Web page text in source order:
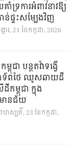
រការអំពាវនាវឱ្យ
ផ្ទះសម្បែងវិញ
ង្គារ, 21 ខែ​កក្កដា, 2026
ជា បន្តតវ៉ាទង្វើ
ទ័ពថៃ ឈូសឆាយដី
កម្ពុជា ក្នុង
មានជ័យ
រហស្បតិ៍, 23 ខែ​កក្កដា,